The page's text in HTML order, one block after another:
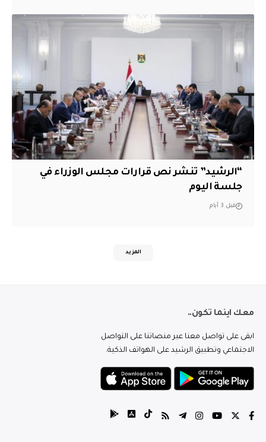
“الرشيد” تنشر نص قرارات مجلس الوزراء في
جلسة اليوم
قبل 3 أيام
المزيد
معك اينما تكون..
ابقى على تواصل معنا عبر منصاتنا على التواصل
الاجتماعي وتطبيق الرشيد على الهواتف الذكية.